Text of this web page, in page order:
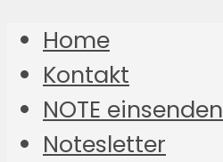
Home
Kontakt
NOTE einsenden
Notesletter